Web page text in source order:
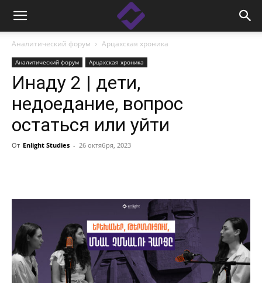
Аналитический форум Арцахская хроника
Аналитический форум Арцахская хроника
Инаду 2 | дети,
недоедание, вопрос
остаться или уйти
От Enlight Studies - 26 октября, 2023